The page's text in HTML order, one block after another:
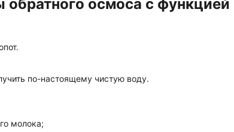
осмоса с функцией
по-настоящему чистую воду.
молока;